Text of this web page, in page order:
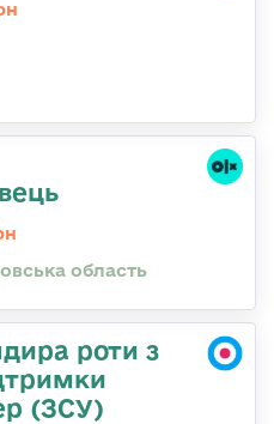
область
роти з
(ЗСУ)